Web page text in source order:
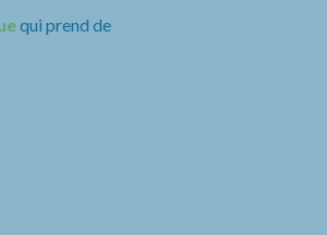
qui prend de